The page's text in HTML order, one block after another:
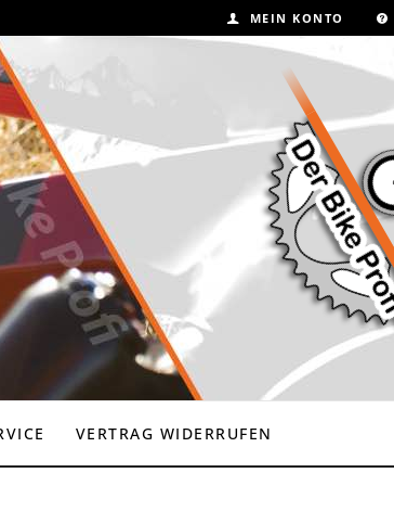
MEIN KONTO
VERTRAG WIDERRUFEN